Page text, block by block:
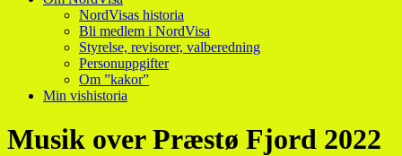
NordVisas historia
Bli medlem i NordVisa
Styrelse, revisorer, valberedning
Personuppgifter
Om ”kakor”
Min vishistoria
Musik over Præstø Fjord 2022